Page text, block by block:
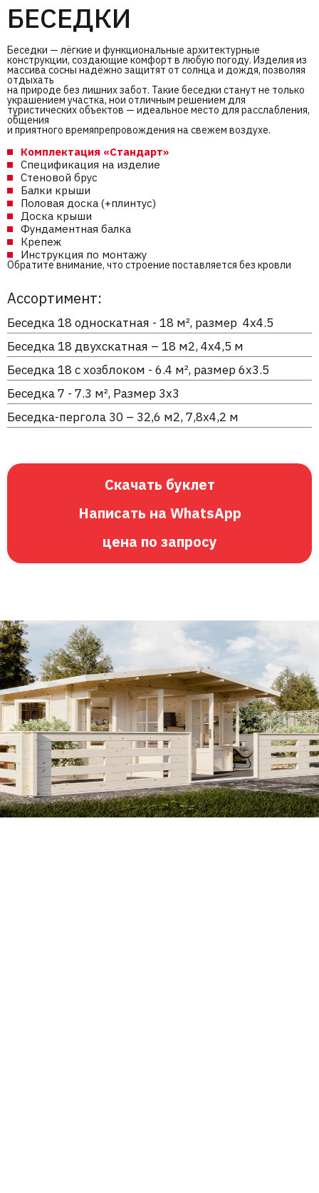
БЕСЕДКИ
Беседки — лёгкие и функциональные архитектурные
конструкции, создающие комфорт в любую погоду. Изделия из
массива сосны надёжно защитят от солнца и дождя, позволяя
отдыхать
на природе без лишних забот. Такие беседки станут не только
украшением участка, нои отличным решением для
туристических объектов — идеальное место для расслабления,
общения
и приятного времяпрепровождения на свежем воздухе.
Комплектация «Стандарт»
Спецификация на изделие
Стеновой брус
Балки крыши
Половая доска (+плинтус)
Доска крыши
Фундаментная балка
Крепеж
Инструкция по монтажу
Обратите внимание, что строение поставляется без кровли
Ассортимент:
Беседка 18 односкатная - 18 м², размер 4х4.5
Беседка 18 двухскатная – 18 м2, 4х4,5 м
Беседка 18 с хозблоком - 6.4 м², размер 6х3.5
Беседка 7 - 7.3 м², Размер 3х3
Беседка-пергола 30 – 32,6 м2, 7,8х4,2 м
Скачать буклет
Написать на WhatsApp
цена по запросу